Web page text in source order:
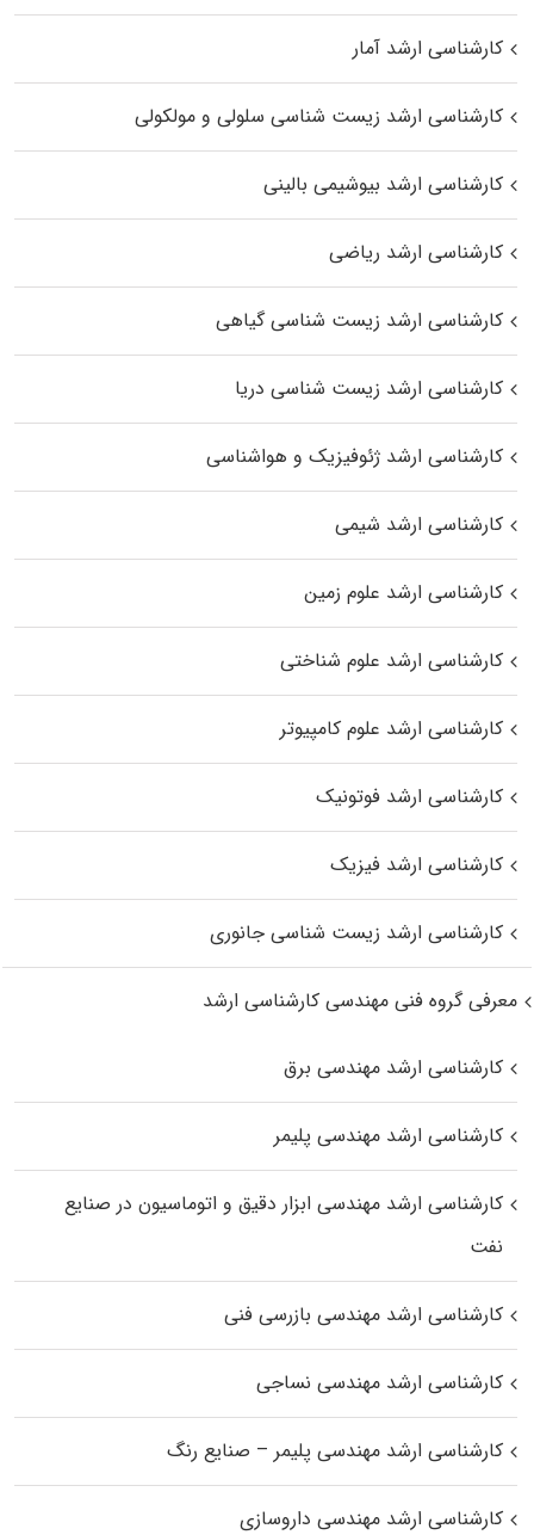
کارشناسی ارشد آمار
کارشناسی ارشد زیست شناسی سلولی و مولکولی
کارشناسی ارشد بیوشیمی بالینی
کارشناسی ارشد ریاضی
کارشناسی ارشد زیست‌ شناسی گیاهی
کارشناسی ارشد زیست‌ شناسی دریا
کارشناسی ارشد ژئوفیزیک و هواشناسی
کارشناسی ارشد شیمی
کارشناسی ارشد علوم زمین
کارشناسی ارشد علوم شناختی
کارشناسی ارشد علوم کامپیوتر
کارشناسی ارشد فوتونیک
کارشناسی ارشد فیزیک
کارشناسی ارشد زیست‌ شناسی جانوری
معرفی گروه فنی مهندسی کارشناسی ارشد
کارشناسی ارشد مهندسی برق
کارشناسی ارشد مهندسی پلیمر
کارشناسی ارشد مهندسی ابزار دقیق و اتوماسیون در صنایع
نفت
کارشناسی ارشد مهندسی بازرسی فنی
کارشناسی ارشد مهندسی نساجی
کارشناسی ارشد مهندسی پلیمر – صنایع رنگ
کارشناسی ارشد مهندسی داروسازی